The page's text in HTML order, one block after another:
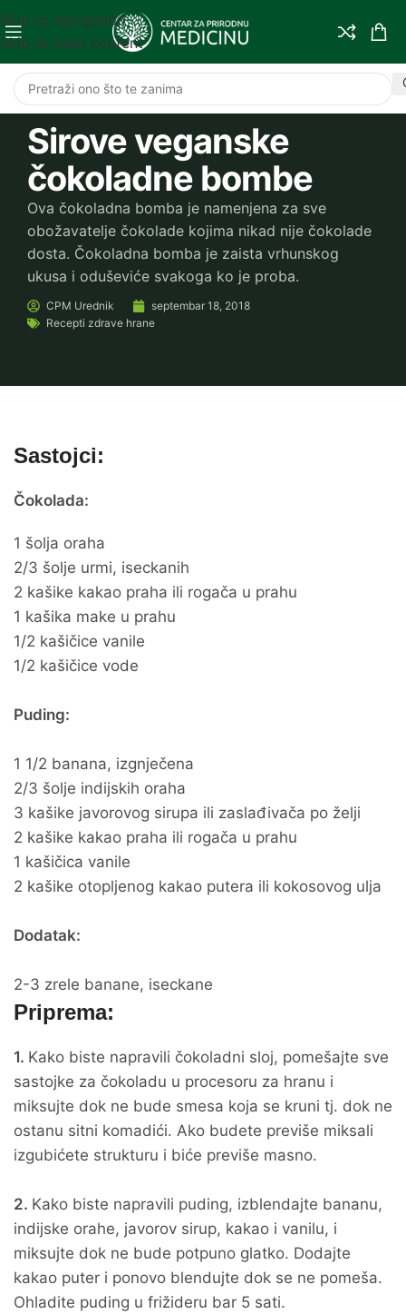
Skip to navigation
Skip to main content
Sirove veganske
čokoladne bombe
Ova čokoladna bomba je namenjena za sve
obožavatelje čokolade kojima nikad nije čokolade
dosta. Čokoladna bomba je zaista vrhunskog
ukusa i oduševiće svakoga ko je proba.
CPM Urednik
septembar 18, 2018
Recepti zdrave hrane
Sastojci:
Čokolada:
1 šolja oraha
2/3 šolje urmi, iseckanih
2 kašike kakao praha ili rogača u prahu
1 kašika make u prahu
1/2 kašičice vanile
1/2 kašičice vode
Puding:
1 1/2 banana, izgnječena
2/3 šolje indijskih oraha
3 kašike javorovog sirupa ili zaslađivača po želji
2 kašike kakao praha ili rogača u prahu
1 kašičica vanile
2 kašike otopljenog kakao putera ili kokosovog ulja
Dodatak:
2-3 zrele banane, iseckane
Priprema:
1. Kako biste napravili čokoladni sloj, pomešajte sve
sastojke za čokoladu u procesoru za hranu i
miksujte dok ne bude smesa koja se kruni tj. dok ne
ostanu sitni komadići. Ako budete previše miksali
izgubićete strukturu i biće previše masno.
2. Kako biste napravili puding, izblendajte bananu,
indijske orahe, javorov sirup, kakao i vanilu, i
miksujte dok ne bude potpuno glatko. Dodajte
kakao puter i ponovo blendujte dok se ne pomeša.
Ohladite puding u frižideru bar 5 sati.